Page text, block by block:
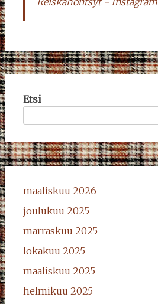
Etsi
maaliskuu 2026
joulukuu 2025
marraskuu 2025
lokakuu 2025
maaliskuu 2025
helmikuu 2025